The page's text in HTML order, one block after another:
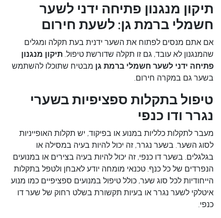
תיקון מנגנון פתיחה ידני לשער
חשמלי ברמת גן: לשעת חירום
אם אתם מנסים לפתוח את השער ידנית בעת תקלה ומגלים
שהמנגנון לא עובד, גם זו תקלה שדורשת טיפול. תיקון מנגנון
פתיחה ידני לשער חשמלי ברמת גן מבטיח שתוכלו להשתמש
בשער גם במקרה חירום.
טיפול בתקלות ספציפיות בשערי
נגרר ודו כנפי
מעבר לתקלות כלליות במנוע או בפיקוד, יש תקלות האופייניות
לסוג השער. בשער נגרר, זה יכול להיות בעיה במסילה או
בגלגלים. בשער דו כנפי, זה יכול להיות בעיה בצירים או במנועים
הנפרדים של כל כנף. טכנאי מומחה יודע לאבחן ולטפל בתקלות
הייחודיות לכל סוג שער, כולל טיפול במנועים ספציפיים כמו מנוע
איטלקי לשער נגרר או בעיות תקשורת בשלט רחוק של שער דו
כנפי.